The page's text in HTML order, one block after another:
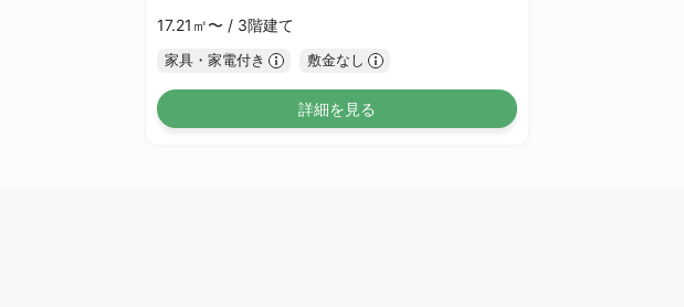
17.21㎡〜 / 3階建て
家具・家電付き 敷金なし
詳細を見る